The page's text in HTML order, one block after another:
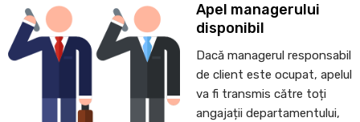
Apel managerului
disponibil
Dacă managerul responsabil
de client este ocupat, apelul
va fi transmis către toți
angajații departamentului,